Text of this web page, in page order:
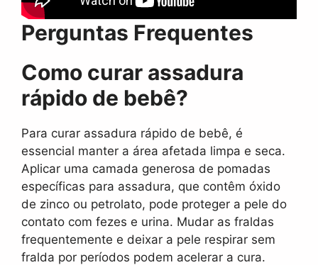
Perguntas Frequentes
Como curar assadura
rápido de bebê?
Para curar assadura rápido de bebê, é
essencial manter a área afetada limpa e seca.
Aplicar uma camada generosa de pomadas
específicas para assadura, que contêm óxido
de zinco ou petrolato, pode proteger a pele do
contato com fezes e urina. Mudar as fraldas
frequentemente e deixar a pele respirar sem
fralda por períodos podem acelerar a cura.